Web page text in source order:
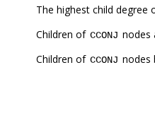
The highest child degree
Children of CCONJ nodes
Children of CCONJ nodes